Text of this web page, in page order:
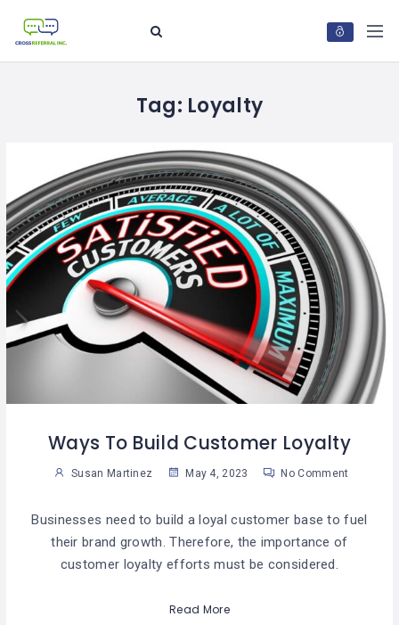
Tag: Loyalty
Ways To Build Customer Loyalty
Susan Martinez May 4, 2023 No Comment
Businesses need to build a loyal customer base to fuel
their brand growth. Therefore, the importance of
customer loyalty efforts must be considered.
Read More